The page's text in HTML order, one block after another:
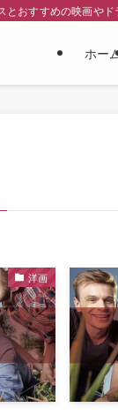
おすすめの映画やド
ホー
洋画